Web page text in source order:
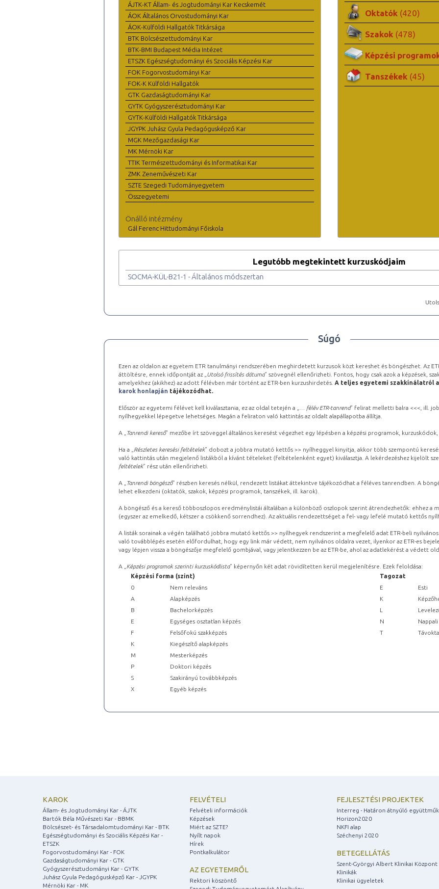
ÁJTK-KT Állam- és Jogtudományi Kar Kecskemét
ÁOK Általános Orvostudományi Kar
ÁOK-Külföldi Hallgatók Titkársága
BTK Bölcsészettudományi Kar
BTK-BMI Budapest Média Intézet
ETSZK Egészségtudományi és Szociális Képzési Kar
FOK Fogorvostudományi Kar
FOK-K Külföldi Hallgatók
GTK Gazdaságtudományi Kar
GYTK Gyógyszerésztudományi Kar
GYTK-Külföldi Hallgatók Titkársága
JGYPK Juhász Gyula Pedagógusképző Kar
MGK Mezőgazdasági Kar
MK Mérnöki Kar
TTIK Természettudományi és Informatikai Kar
ZMK Zeneművészeti Kar
SZTE Szegedi Tudományegyetem
Összegyetemi
Önálló intézmény
Gál Ferenc Hittudományi Főiskola
Oktatók (420)
Szakok (478)
Képzési
Tanszékek (45)
Legutóbb megtekintett kurzuskódjaim
SOCMA-KÜL-B21-1 - Általános módszertan
Súgó
Ezen az oldalon az egyetem ETR tanulmányi rendszerében meghirdetett kurzusok közt kereshet és böngészhet. Az
áttöltésre, ennek időpontját az „ Utolsó frissítés dátuma” szövegnél ellenőrizheti. Fontos, hogy csak azok a képzések,
amelyekhez (akikhez) az adott félévben már történt az ETR-ben kurzushirdetés. A teljes egyetemi szakkínálatról a
karok honlapján tájékozódhat.
Először az egyetemi félévet kell kiválasztania, ez az oldal tetején a „ … félév ETR-tanrend” felirat melletti balra <<<, ill.
nyílhegyekkel lépegetve lehetséges. Magán a feliraton való kattintás az oldalt alapállapotba állítja.
A „ Tanrendi kereső” mezőbe írt szöveggel általános keresést végezhet egy lépésben a képzési programok,
Ha a „ Részletes keresési feltételek” dobozt a jobbra mutató kettős >> nyílheggyel kinyitja, akkor több szempontú
való kattintás után megjelenő listákból a kívánt tételeket (feltételenként egyet) kiválasztja. A lekérdezéshez kijelölt
feltételek” rész után ellenőrizheti.
A „ Tanrendi böngésző” részben keresés nélkül, rendezett listákat áttekintve tájékozódhat a féléves tanrendben. A
lehet elkezdeni (oktatók, szakok, képzési programok, tanszékek, ill. karok).
A böngésző és a kereső többoszlopos eredménylistái általában a különböző oszlopok szerint átrendezhetők: ehhez a
(egyszer az emelkedő, kétszer a csökkenő sorrendhez). Az aktuális rendezettséget a fel- vagy lefelé mutató kettős
A listák sorainak a végén található jobbra mutató kettős >> nyílhegyek rendszerint a megfelelő adat ETR-beli
való továbblépés esetén előfordulhat, hogy egy link már védett, nem nyilvános oldalra vezet, ilyenkor az ETR-es
vagy lépjen vissza a böngészője megfelelő gombjával, vagy jelentkezzen be az ETR-be, ahol az adatlekérést a védett
A „ Képzési programok szerinti kurzuskódlista” képernyőn két adat rövidítetten kerül megjelenítésre. Ezek feloldása:
Képzési forma (szint)
Tagozat
0
Nem releváns E
Esti
A
Alapképzés K
B
Bachelorképzés L
E
Egységes osztatlan képzés N
Nappali
F
Felsőfokú szakképzés T
K
Kiegészítő alapképzés
M
Mesterképzés
P
Doktori képzés
S
Szakirányú továbbképzés
X
Egyéb képzés
KAROK
Állam- és Jogtudományi Kar - ÁJTK
Bartók Béla Művészeti Kar - BBMK
Bölcsészet- és Társadalomtudományi Kar - BTK
Egészségtudományi és Szociális Képzési Kar -
ETSZK
Fogorvostudományi Kar - FOK
Gazdaságtudományi Kar - GTK
Gyógyszerésztudományi Kar - GYTK
Juhász Gyula Pedagógusképző Kar - JGYPK
Mérnöki Kar - MK
FELVÉTELI
Felvételi információk
Képzések
Miért az SZTE?
Nyílt napok
Hírek
Pontkalkulátor
AZ EGYETEMRŐL
Rektori köszöntő
FEJLESZTÉSI PROJEKTEK
Interreg - Határon átnyúló
Horizon2020
NKFI alap
Széchenyi 2020
BETEGELLÁTÁS
Szent-Györgyi Albert Klinikai Központ
Klinikák
Klinikai ügyeletek